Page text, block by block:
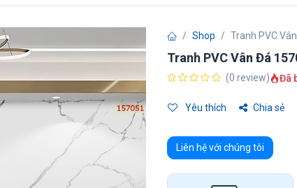
Shop Tranh PVC
Tranh PVC Vân Đá
(0 review) Đã
Yêu thích Chia sẻ
Liên hệ với chúng tôi